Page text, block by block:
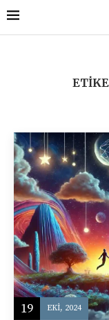
19 EKI, 2024